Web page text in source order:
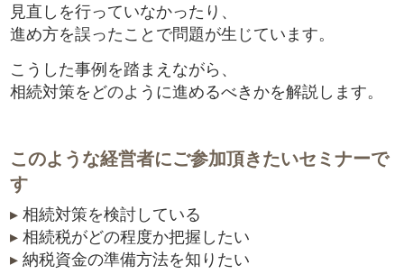
見直しを行っていなかったり、
進め方を誤ったことで問題が生じています。
こうした事例を踏まえながら、
相続対策をどのように進めるべきかを解説します。
このような経営者にご参加頂きたいセミナーで
す
▸ 相続対策を検討している
▸ 相続税がどの程度か把握したい
▸ 納税資金の準備方法を知りたい